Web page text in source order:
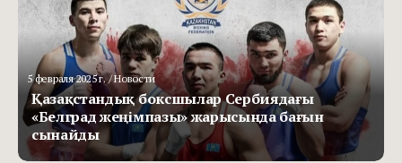
5 февраля 2025 г./ Новости
Қазақстандық боксшылар Сербиядағы
«Белград жеңімпазы» жарысында бағын
сынайды